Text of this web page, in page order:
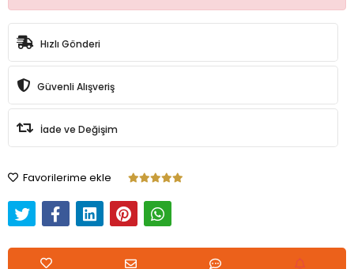
Hızlı Gönderi
Güvenli Alışveriş
İade ve Değişim
Favorilerime ekle